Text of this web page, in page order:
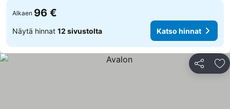
Alkaen 96 €
Näytä hinnat 12 sivustolta Katso hinnat
Jaa